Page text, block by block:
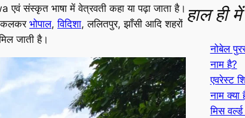
संस्कृत भाषा में वेत्रवती कहा या पढ़ा जाता है।
भोपाल,विदिशा, ललितपुर, झाँसी आदि शहरों
जाती है।
हाल ही
नोबेल
नाम है?
एवरेस्ट
नाम क्या
मिस